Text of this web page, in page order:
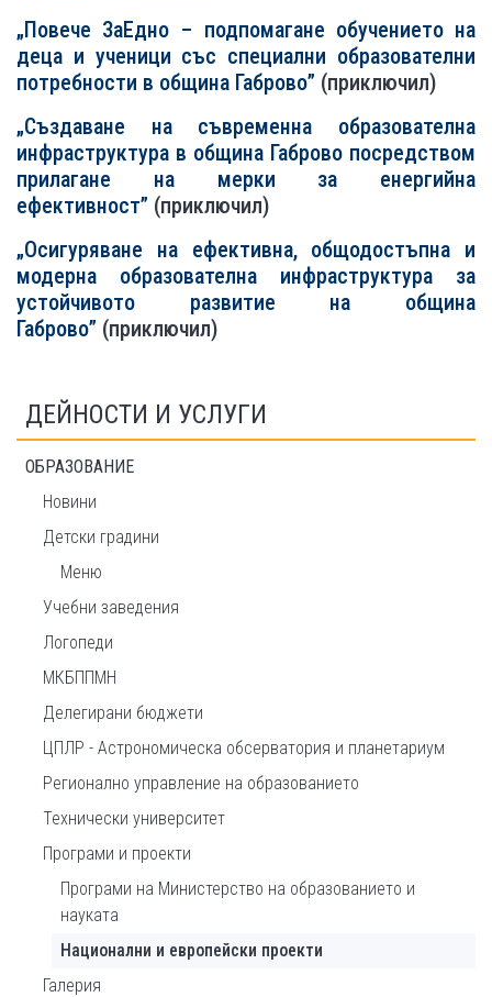
„Повече ЗаЕдно – подпомагане обучението на
деца и ученици със специални образователни
потребности в oбщина Габрово” (приключил)
„Създаване на съвременна образователна
инфраструктура в община Габрово посредством
прилагане на мерки за енергийна
ефективност” (приключил)
„Осигуряване на ефективна, общодостъпна и
модерна образователна инфраструктура за
устойчивото развитие на община
Габрово” (приключил)
ДЕЙНОСТИ И УСЛУГИ
ОБРАЗОВАНИЕ
Новини
Детски градини
Меню
Учебни заведения
Логопеди
МКБППМН
Делегирани бюджети
ЦПЛР - Астрономическа обсерватория и планетариум
Регионално управление на образованието
Технически университет
Програми и проекти
Програми на Министерство на образованието и
науката
Национални и европейски проекти
Галерия